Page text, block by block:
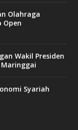
Olahraga
Open
Wakil Presiden
Syariah